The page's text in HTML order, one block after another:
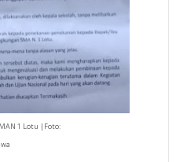
1 Lotu |Foto: